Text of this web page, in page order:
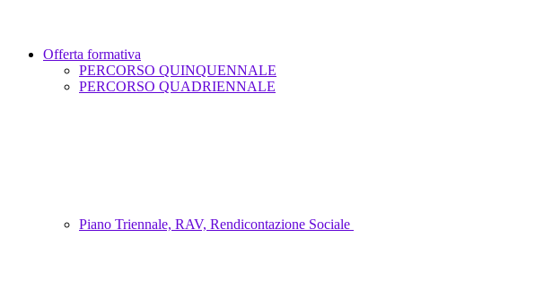
Offerta formativa
PERCORSO QUINQUENNALE
PERCORSO QUADRIENNALE
Piano Triennale, RAV, Rendicontazione Sociale